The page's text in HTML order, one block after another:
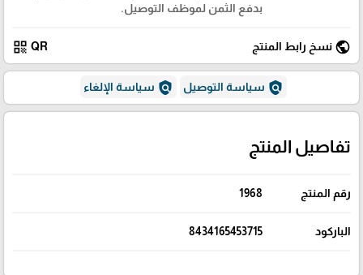
بدفع الثمن لموظف التوصيل.
public نسخ رابط المنتج QR
qr_code
policy سياسة التوصيل policy سياسة الإلغاء
تفاصيل المنتج
رقم المنتج 1968
الباركود 8434165453715